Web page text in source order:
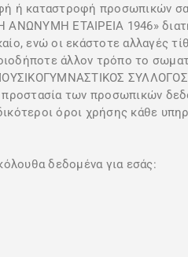
ή καταστροφή προσωπικών
ΕΤΑΙΡΕΙΑ 1946»
ενώ οι εκάστοτε αλλαγές
άλλον τρόπο το
των προσωπικών
όροι χρήσης κάθε
δεδομένα για εσάς: